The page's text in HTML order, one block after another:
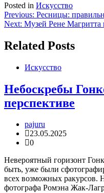
Posted in Искусство
Навигация
по
записям
Previous: Ресницы:
Next: Музей Рене Магритта
Related Posts
Искусство
Небоскребы
перспективе
pajuru
23.05.2025
0
Невероятный горизонт
быть, уже были
всех возможных ракурсов.
фотографа Ромэна Жак-